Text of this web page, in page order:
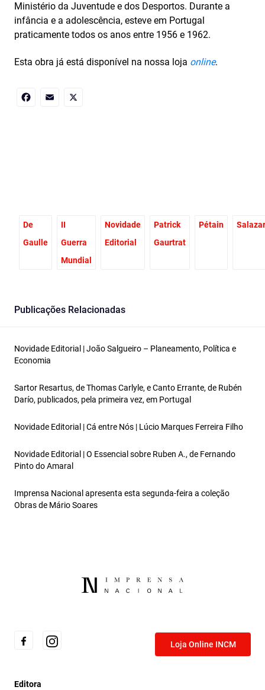
Ministério da Juventude e dos Desportos. Durante a
infância e a adolescência, esteve em Portugal
praticamente todos os anos entre 1956 e 1962.
Esta obra já está disponível na nossa loja online.
De
Gaulle
II
Guerra
Mundial
Novidade
Editorial
Patrick
Gaurtrat
Pétain Salazar
Publicações Relacionadas
Novidade Editorial | João Salgueiro – Planeamento, Política e
Economia
Sartor Resartus, de Thomas Carlyle, e Canto Errante, de Rubén
Darío, publicados, pela primeira vez, em Portugal
Novidade Editorial | Cá entre Nós | Lúcio Marques Ferreira Filho
Novidade Editorial | O Essencial sobre Ruben A., de Fernando
Pinto do Amaral
Imprensa Nacional apresenta esta segunda-feira a coleção
Obras de Mário Soares
Loja Online INCM
Editora